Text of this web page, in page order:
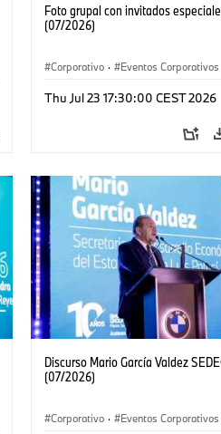
Foto grupal con invitados
(07/2026)
Corporativo · Eventos Corporativos
Thu Jul 23 17:30:00 CEST 2026
Discurso Mario García Valdez
(07/2026)
Corporativo · Eventos Corporativos